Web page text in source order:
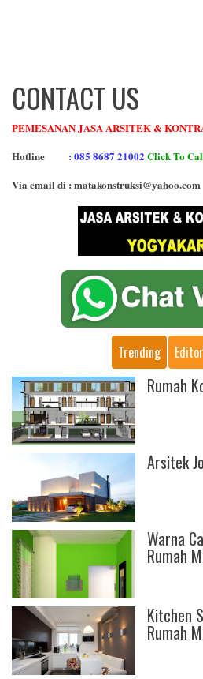
CONTACT US
PEMESANAN JASA ARSITEK &
Hotline
: 085 8687 21002 Click To
Via email di : matakonstruksi@yahoo.com
Trending
Rumah
Arsitek
Warna
Rumah
Kitchen
Rumah